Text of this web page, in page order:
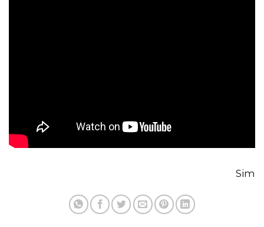
Sim